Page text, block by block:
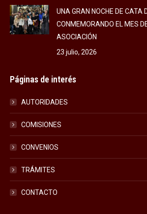
UNA GRAN NOCHE DE CATA
CONMEMORANDO EL MES
ASOCIACIÓN
23 julio, 2026
Páginas de interés
AUTORIDADES
COMISIONES
CONVENIOS
TRÁMITES
CONTACTO